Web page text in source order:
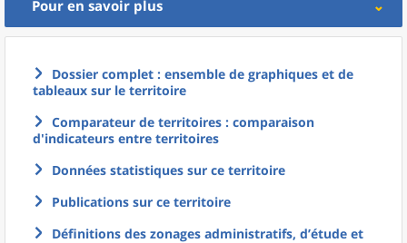
Pour en savoir plus
Dossier complet : ensemble de graphiques et de
tableaux sur le territoire
Comparateur de territoires : comparaison
d'indicateurs entre territoires
Données statistiques sur ce territoire
Publications sur ce territoire
Définitions des zonages administratifs, d’étude et